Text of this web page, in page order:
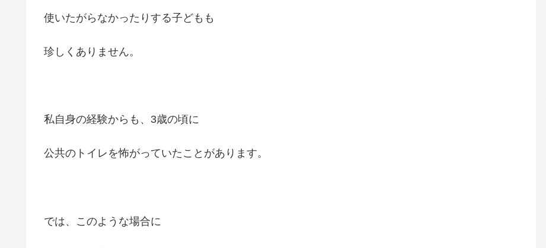
使いたがらなかったりする子どもも
珍しくありません。
私自身の経験からも、3歳の頃に
公共のトイレを怖がっていたことがあります。
では、このような場合に